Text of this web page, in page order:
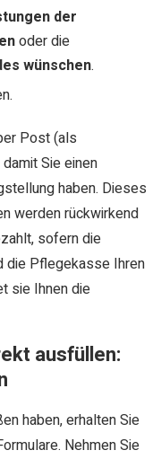
der
oder die
wünschen.
Post (als
Sie einen
haben. Dieses
werden rückwirkend
sofern die
die Pflegekasse Ihren
sie Ihnen die
ausfüllen:
haben, erhalten Sie
Nehmen Sie